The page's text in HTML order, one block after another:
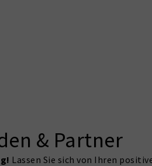
& Partner
Lassen Sie sich von Ihren